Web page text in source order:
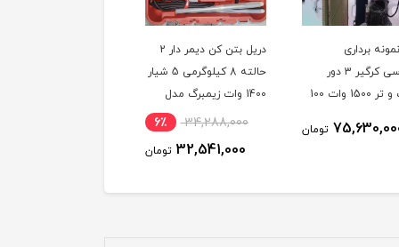
برداری
مهندسی کرگیر 3 دور
خشک و تر 1500 وات 100
تومان
دریل بتن کن دیمر دار 2
حالته 8 کیلوگرمی 5 شیار
1400 وات زیمبرگ مدل
ZIMBERG PZR-9145
34,288,000 6٪
32,541,000 تومان